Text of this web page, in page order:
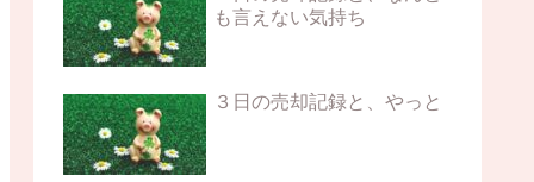
も言えない気持ち
３日の売却記録と、やっと